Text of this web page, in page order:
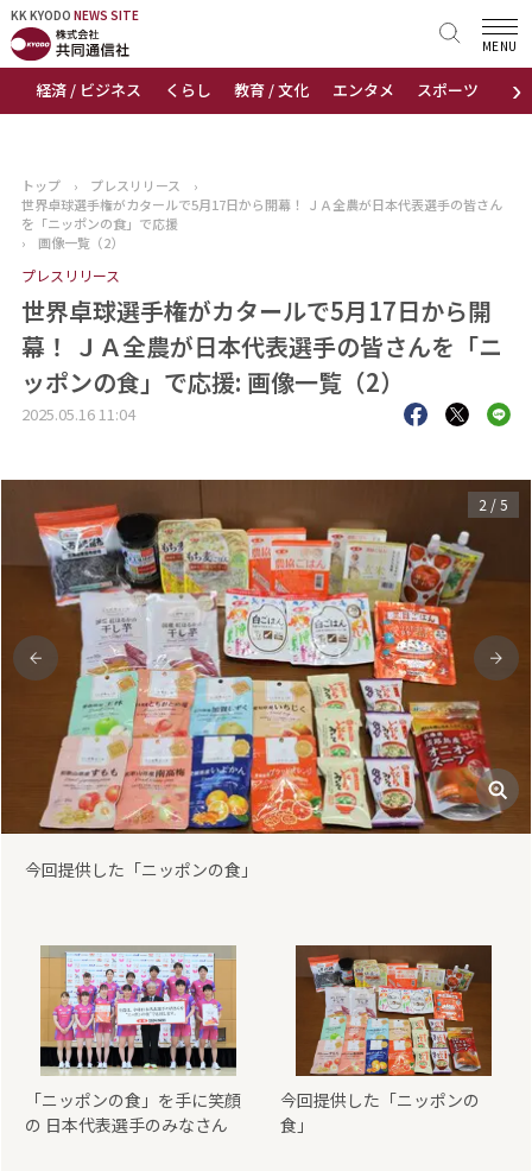
KK KYODO NEWS SITE
›
経済 / ビジネス くらし 教育 / 文化 エンタメ スポーツ 地域
MENU
KK KYODONEWS SITE
トップページ
ニュース
おすすめコンテンツ
出版物
会社概要
トップ › プレスリリース
›
世界卓球選手権がカタールで5月17日から開幕！ ＪＡ全農が日本代表選手の皆さん
を「ニッポンの食」で応援
›
画像一覧（2）
プレスリリース
世界卓球選手権がカタールで5月17日から開
幕！ ＪＡ全農が日本代表選手の皆さんを「ニ
ッポンの食」で応援: 画像一覧（2）
2025.05.16 11:04
前 次
3 /5
「ニッポンの食」を手に笑顔
の 日本代表選手のみなさん
今回提供した「ニッポンの
食」